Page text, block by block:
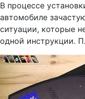
В процессе
автомобиле
ситуации, которые
одной инструкции.